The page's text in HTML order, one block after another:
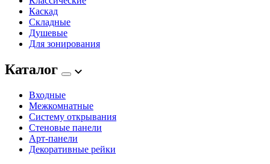
Каскад
Складные
Душевые
Для зонирования
Каталог
Входные
Межкомнатные
Систему открывания
Стеновые панели
Арт-панели
Декоративные рейки